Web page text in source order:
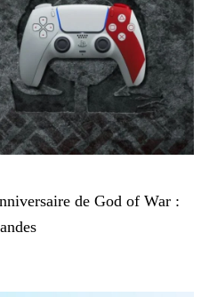
de God of War :